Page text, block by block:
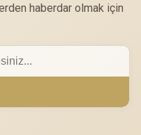
haberdar olmak için